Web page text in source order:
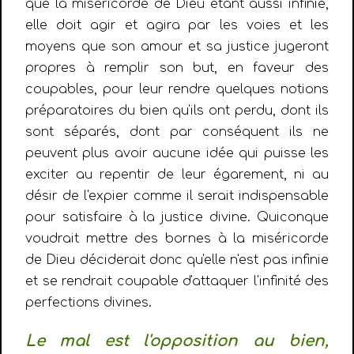
que la miséricorde de Dieu étant aussi infinie,
elle doit agir et agira par les voies et les
moyens que son amour et sa justice jugeront
propres à remplir son but, en faveur des
coupables, pour leur rendre quelques notions
préparatoires du bien qu'ils ont perdu, dont ils
sont séparés, dont par conséquent ils ne
peuvent plus avoir aucune idée qui puisse les
exciter au repentir de leur égarement, ni au
désir de l'expier comme il serait indispensable
pour satisfaire à la justice divine. Quiconque
voudrait mettre des bornes à la miséricorde
de Dieu déciderait donc qu'elle n'est pas infinie
et se rendrait coupable d'attaquer l'infinité des
perfections divines.
Le mal est l'opposition au bien,